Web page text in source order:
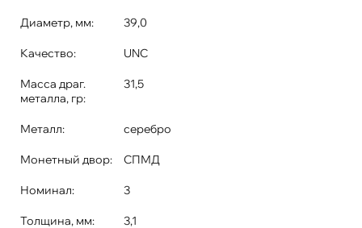
Диаметр, мм: 39,0
Качество: UNC
Масса драг.
металла, гр:
31,5
Металл: серебро
Монетный двор: СПМД
Номинал: 3
Толщина, мм: 3,1